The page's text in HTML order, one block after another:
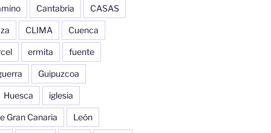
Cantabria CASAS
CLIMA Cuenca
ermita fuente
Guipuzcoa
Huesca iglesia
Gran Canaria León